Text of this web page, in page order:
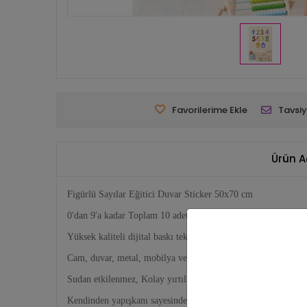
Favorilerime Ekle
Ürün
Figürlü Sayılar Eğitici Duvar Sticker 50x70 cm
0'dan 9'a kadar Toplam 10 adet 20 şer cm Hayvan Figürlü
Yüksek kaliteli dijital baskı tekniği ile basılmaktadır.
Cam, duvar, metal, mobilya ve tüm düz zeminlere rahatça
Sudan etkilenmez, Kolay yırtılmaz
Kendinden yapışkanı sayesinde ekstra yapıştırıcı gerekmez.